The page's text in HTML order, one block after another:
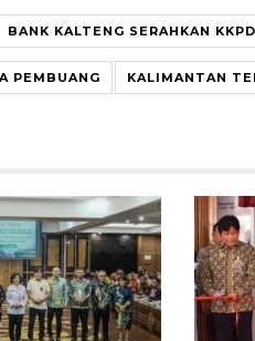
BANK KALTENG SERAHKAN
PEMBUANG KALIMANTAN